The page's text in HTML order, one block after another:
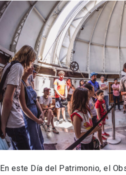
En este Día del Patrimonio, el